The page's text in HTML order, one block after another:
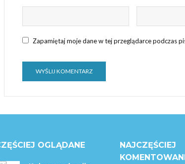
Zapamiętaj moje dane w tej przeglądarce podczas
OGLĄDANE
NAJCZĘŚCIEJ